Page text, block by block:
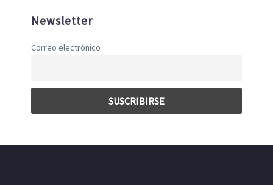
Newsletter
Correo electrónico